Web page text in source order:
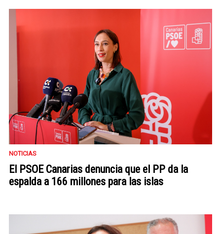
NOTICIAS
El PSOE Canarias denuncia que el PP da la
espalda a 166 millones para las islas